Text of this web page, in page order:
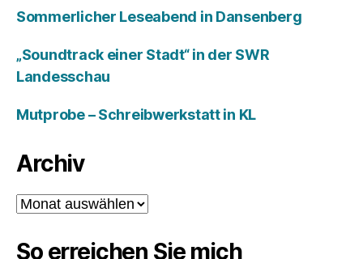
Sommerlicher Leseabend in Dansenberg
„Soundtrack einer Stadt“ in der SWR
Landesschau
Mutprobe – Schreibwerkstatt in KL
Archiv
Archiv
So erreichen Sie mich